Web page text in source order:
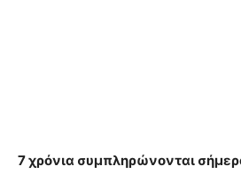
7 χρόνια συμπληρώνονται